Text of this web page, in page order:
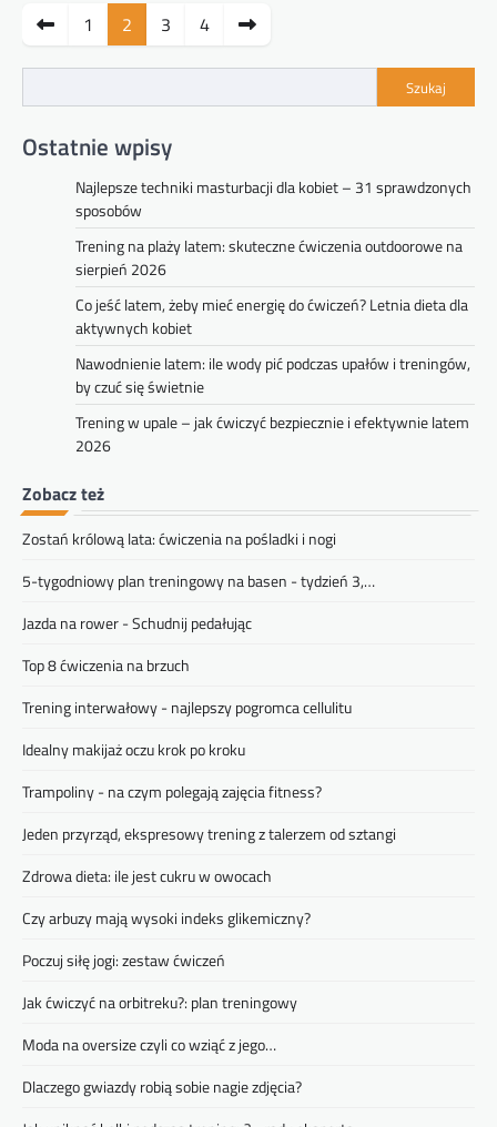
Stronicowanie
wpisów
1 2 3 4
Szukaj
Ostatnie wpisy
Najlepsze techniki masturbacji dla kobiet – 31 sprawdzonych
sposobów
Trening na plaży latem: skuteczne ćwiczenia outdoorowe na
sierpień 2026
Co jeść latem, żeby mieć energię do ćwiczeń? Letnia dieta dla
aktywnych kobiet
Nawodnienie latem: ile wody pić podczas upałów i treningów,
by czuć się świetnie
Trening w upale – jak ćwiczyć bezpiecznie i efektywnie latem
2026
Zobacz też
Zostań królową lata: ćwiczenia na pośladki i nogi
5-tygodniowy plan treningowy na basen - tydzień 3,…
Jazda na rower - Schudnij pedałując
Top 8 ćwiczenia na brzuch
Trening interwałowy - najlepszy pogromca cellulitu
Idealny makijaż oczu krok po kroku
Trampoliny - na czym polegają zajęcia fitness?
Jeden przyrząd, ekspresowy trening z talerzem od sztangi
Zdrowa dieta: ile jest cukru w owocach
Czy arbuzy mają wysoki indeks glikemiczny?
Poczuj siłę jogi: zestaw ćwiczeń
Jak ćwiczyć na orbitreku?: plan treningowy
Moda na oversize czyli co wziąć z jego…
Dlaczego gwiazdy robią sobie nagie zdjęcia?